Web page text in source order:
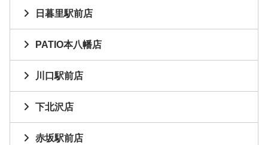
日暮里駅前店
PATIO本八幡店
川口駅前店
下北沢店
赤坂駅前店